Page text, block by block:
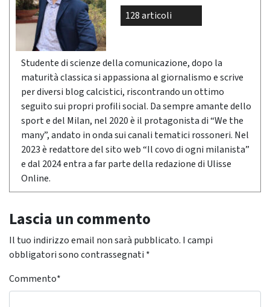
128 articoli
Studente di scienze della comunicazione, dopo la
maturità classica si appassiona al giornalismo e scrive
per diversi blog calcistici, riscontrando un ottimo
seguito sui propri profili social. Da sempre amante dello
sport e del Milan, nel 2020 è il protagonista di “We the
many”, andato in onda sui canali tematici rossoneri. Nel
2023 è redattore del sito web “Il covo di ogni milanista”
e dal 2024 entra a far parte della redazione di Ulisse
Online.
Lascia un commento
Il tuo indirizzo email non sarà pubblicato. I campi
obbligatori sono contrassegnati *
Commento*